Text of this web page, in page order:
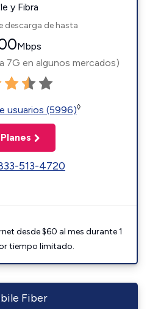
y Fibra
descarga de hasta
Mbps
7G en algunos mercados)
usuarios (5996)◊
513-4720
desde $60 al mes durante 1
tiempo limitado.
Fiber